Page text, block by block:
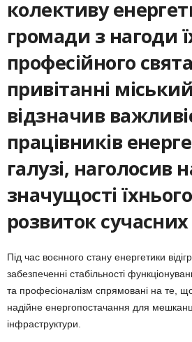
колективу
громади з нагоди
професійного
привітанні
відзначив
працівників
галузі, наголосив
значущості
розвиток
Під час воєнного стану енергетики
забезпеченні стабільності
та професіоналізм спрямовані на те,
надійне енергопостачання для
інфраструктури.